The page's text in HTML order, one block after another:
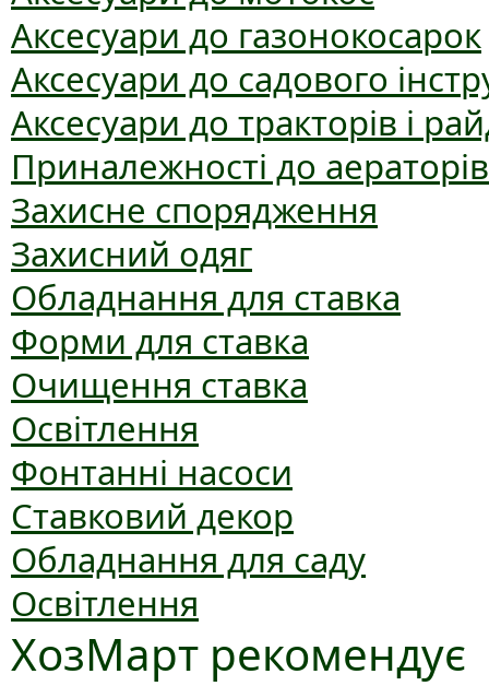
Аксесуари до газонокосарок
Аксесуари до садового
Аксесуари до тракторів і
Приналежності до аераторів
Захисне спорядження
Захисний одяг
Обладнання для ставка
Форми для ставка
Очищення ставка
Освітлення
Фонтанні насоси
Ставковий декор
Обладнання для саду
Освітлення
ХозМарт рекомендує